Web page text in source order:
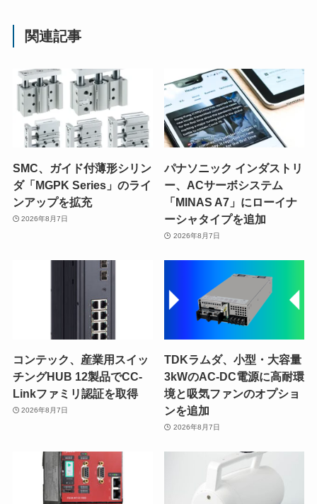
関連記事
SMC、ガイド付薄形シリン
ダ「MGPK Series」のライ
ンアップを拡充
2026年8月7日
パナソニック インダストリ
ー、ACサーボシステム
「MINAS A7」にローイナ
ーシャタイプを追加
2026年8月7日
コンテック、産業用スイッ
チングHUB 12製品でCC-
Linkファミリ認証を取得
2026年8月7日
TDKラムダ、小型・大容量
3kWのAC-DC電源に高耐環
境と吸気ファンのオプショ
ンを追加
2026年8月7日